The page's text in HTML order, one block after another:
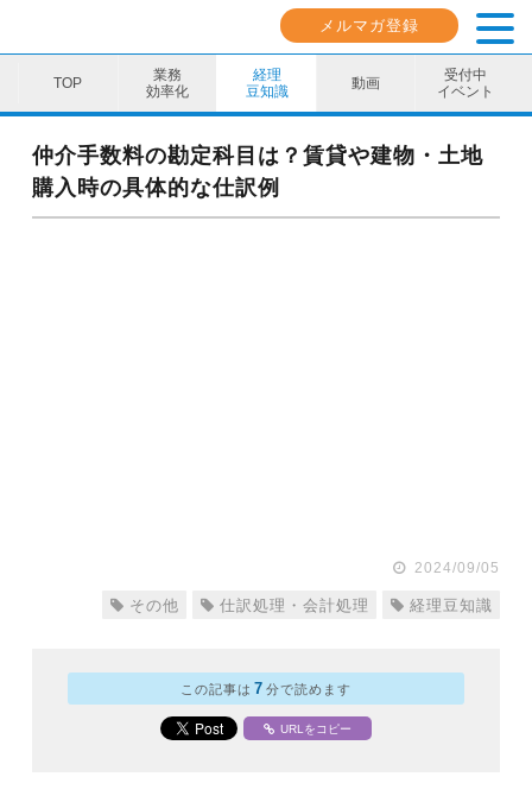
メルマガ登録
業務
効率化
経理
豆知識
動画
受付中
イベント
業務効率化
経理豆知識
仲介手数料の勘定科目は？賃貸や建物・土地
購入時の具体的な仕訳例
2024/09/05
その他 仕訳処理・会計処理 経理豆知識
この記事は 7 分で読めます
URLをコピー